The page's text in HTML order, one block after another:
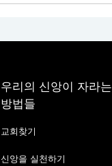
우리의 신앙이 자라는
방법들
교회찾기
신앙을 실천하기